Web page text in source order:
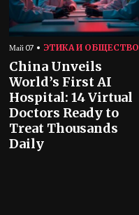
Май 07 ЭТИКА И ОБЩЕСТВО
China Unveils
World’s First AI
Hospital: 14 Virtual
Doctors Ready to
Treat Thousands
Daily